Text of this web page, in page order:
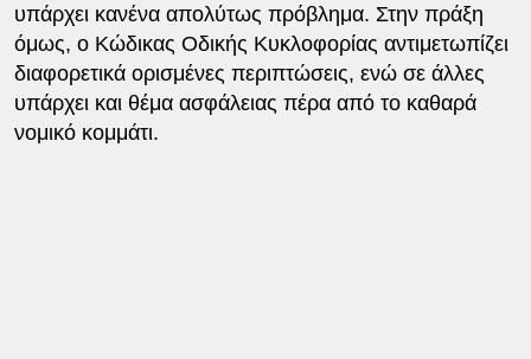
υπάρχει κανένα απολύτως πρόβλημα. Στην πράξη
όμως, ο Κώδικας Οδικής Κυκλοφορίας αντιμετωπίζει
διαφορετικά ορισμένες περιπτώσεις, ενώ σε άλλες
υπάρχει και θέμα ασφάλειας πέρα από το καθαρά
νομικό κομμάτι.